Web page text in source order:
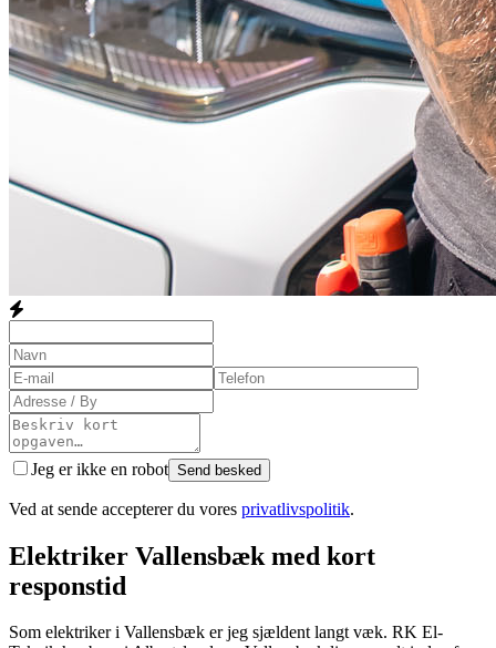
Jeg er ikke en robot Send besked
Ved at sende accepterer du vores privatlivspolitik.
Elektriker Vallensbæk med kort
responstid
Som elektriker i Vallensbæk er jeg sjældent langt væk. RK El-